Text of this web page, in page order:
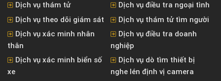
Dịch vụ thám tử
Dịch vụ điều tra ngoại tình
Dịch vụ theo dõi giám sát
Dịch vụ thám tử tìm người
Dịch vụ xác minh nhân
thân
Dịch vụ điều tra doanh
nghiệp
Dịch vụ xác minh biển số
xe
Dịch vụ dò tìm thiết bị
nghe lén định vị camera